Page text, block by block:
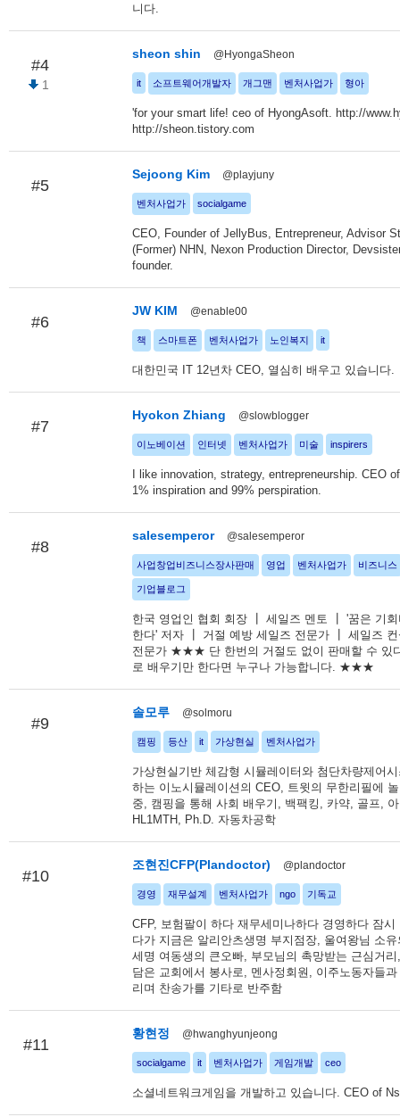
니다.
#4
1
sheon shin @HyongaSheon
it 소프트웨어개발자 개그맨 벤처사업가 형아
'for your smart life! ceo of HyongAsoft. http://
http://sheon.tistory.com
#5
Sejoong Kim @playjuny
벤처사업가 socialgame
CEO, Founder of JellyBus, Entrepreneur, Advisor
(Former) NHN, Nexon Production Director,
founder.
#6
JW KIM @enable00
책 스마트폰 벤처사업가 노인복지 it
대한민국 IT 12년차 CEO, 열심히 배우고 있습니다.
#7
Hyokon Zhiang @slowblogger
이노베이션 인터넷 벤처사업가 미술 inspirers
I like innovation, strategy, entrepreneurship. CEO
1% inspiration and 99% perspiration.
#8
salesemperor @salesemperor
사업창업비즈니스장사판매 영업 벤처사업가 비즈니스
기업블로그
한국 영업인 협회 회장 ┃ 세일즈 멘토 ┃ '꿈은 기회
한다' 저자 ┃ 거절 예방 세일즈 전문가 ┃ 세일즈 컨
전문가 ★★★ 단 한번의 거절도 없이 판매할 수 있
로 배우기만 한다면 누구나 가능합니다. ★★★
#9
솔모루 @solmoru
캠핑 등산 it 가상현실 벤처사업가
가상현실기반 체감형 시뮬레이터와 첨단차량제어
하는 이노시뮬레이션의 CEO, 트윗의 무한리필에
중, 캠핑을 통해 사회 배우기, 백팩킹, 카약, 골프,
HL1MTH, Ph.D. 자동차공학
#10
조현진CFP(Plandoctor) @plandoctor
경영 재무설계 벤처사업가 ngo 기독교
CFP, 보험팔이 하다 재무세미나하다 경영하다 잠시
다가 지금은 알리안츠생명 부지점장, 울여왕님 소
세명 여동생의 큰오빠, 부모님의 촉망받는 근심거
담은 교회에서 봉사로, 멘사정회원, 이주노동자들
리며 찬송가를 기타로 반주함
#11
황현정 @hwanghyunjeong
socialgame it 벤처사업가 게임개발 ceo
소셜네트워크게임을 개발하고 있습니다. CEO of